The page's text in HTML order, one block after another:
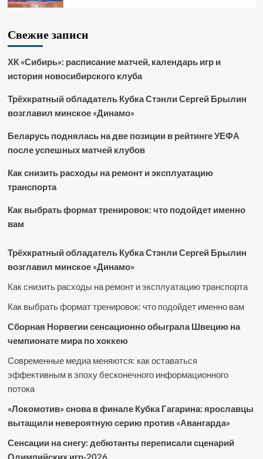
Свежие записи
ХК «Сибирь»: расписание матчей, календарь игр и
история новосибирского клуба
Трёхкратный обладатель Кубка Стэнли Сергей Брылин
возглавил минское «Динамо»
Беларусь поднялась на две позиции в рейтинге УЕФА
после успешных матчей клубов
Как снизить расходы на ремонт и эксплуатацию
транспорта
Как выбрать формат тренировок: что подойдет именно
вам
Трёхкратный обладатель Кубка Стэнли Сергей Брылин
возглавил минское «Динамо»
Как снизить расходы на ремонт и эксплуатацию транспорта
Как выбрать формат тренировок: что подойдет именно вам
Сборная Норвегии сенсационно обыграла Швецию на
чемпионате мира по хоккею
Современные медиа меняются: как оставаться
эффективным в эпоху бесконечного информационного
потока
«Локомотив» снова в финале Кубка Гагарина: ярославцы
вытащили невероятную серию против «Авангарда»
Сенсации на снегу: дебютанты переписали сценарий
Олимпийских игр-2026